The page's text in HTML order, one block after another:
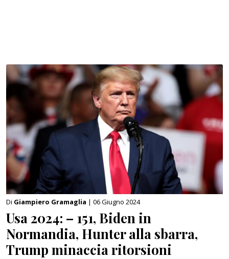
Di Giampiero Gramaglia | 06 Giugno 2024
Usa 2024: – 151, Biden in
Normandia, Hunter alla sbarra,
Trump minaccia ritorsioni